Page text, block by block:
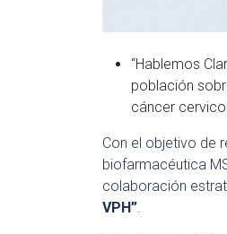
“Hablemos
población
cáncer
Con el objetivo de
biofarmacéutica
colaboración
VPH”.